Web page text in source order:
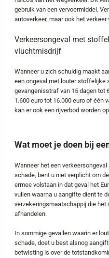
gebruik van een vervoermiddel.
autoverkeer, maar ook het
Verkeersongeval met
vluchtmisdrijf
Wanneer u zich schuldig maakt
een ongeval met louter stoffelijke
gevangenisstraf van 15 dagen tot
1.600 euro tot 16.000 euro of één
kan er ook een rijverbod worden
Wat moet je doen bij
Wanneer het een
schade, bent u niet verplicht om
ermee volstaan in dat geval het
vullen waarna u aangifte dient te
verzekeringsmaatschappij die het
afhandelen.
In sommige gevallen waarin er
schade, doet u best alsnog
betwisting is over de